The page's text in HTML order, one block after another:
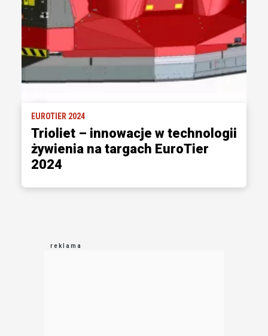
EUROTIER 2024
Trioliet – innowacje w technologii
żywienia na targach EuroTier
2024